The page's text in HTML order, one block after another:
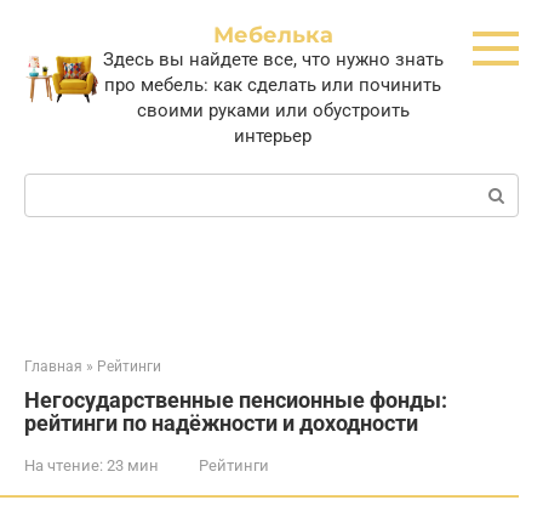
контенту
Мебелька
Здесь вы найдете все, что нужно знать
про мебель: как сделать или починить
своими руками или обустроить
интерьер
Поиск:
Главная » Рейтинги
Негосударственные пенсионные фонды:
рейтинги по надёжности и доходности
На чтение: 23 мин Рейтинги